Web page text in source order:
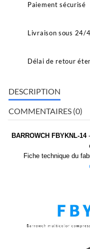
Paiement sécurisé
Livraison sous 24/
Délai de retour
DESCRIPTION
COMMENTAIRES (0)
BARROWCH FBYKNL-14-
Fiche technique du